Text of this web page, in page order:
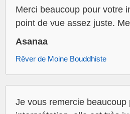
Merci beaucoup pour votre
point de vue assez juste.
Asanaa
Rêver de Moine Bouddhiste
Je vous remercie beaucoup